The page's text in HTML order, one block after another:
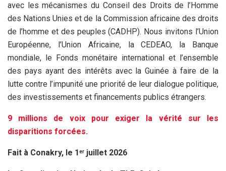
avec les mécanismes du Conseil des Droits de l’Homme
des Nations Unies et de la Commission africaine des droits
de l’homme et des peuples (CADHP). Nous invitons l’Union
Européenne, l’Union Africaine, la CEDEAO, la Banque
mondiale, le Fonds monétaire international et l’ensemble
des pays ayant des intérêts avec la Guinée à faire de la
lutte contre l’impunité une priorité de leur dialogue politique,
des investissements et financements publics étrangers.
9 millions de voix pour exiger la vérité sur les
disparitions forcées.
Fait à Conakry, le 1 er juillet 2026